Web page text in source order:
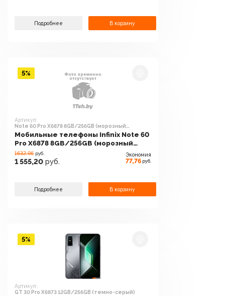
Подробнее В корзину
Артикул:
Note 60 Pro X6878 8GB/256GB (морозный
серебристый)
Мобильные телефоны Infinix Note 60
Pro X6878 8GB/256GB (морозный
серебристый)
1632.96 руб.
1 555,20 руб.
Экономия
77,76 руб.
Подробнее В корзину
5%
Артикул:
GT 30 Pro X6873 12GB/256GB (темно-серый)
5%